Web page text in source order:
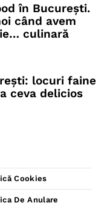
în București.
când avem
culinară
locuri faine
ceva delicios
Cookies
De Anulare